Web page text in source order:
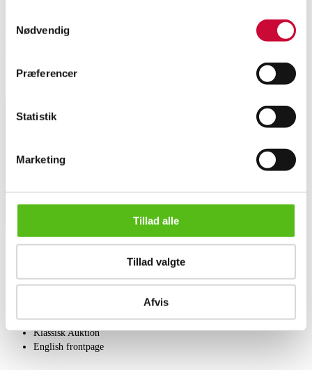
Nødvendig
Præferencer
Statistik
Marketing
Tillad alle
Tillad valgte
Afvis
Par ørestikker af 8 kt. guld, sløjfe med kæder
OM OS
Velgørenhed
Klassisk Auktion
English frontpage